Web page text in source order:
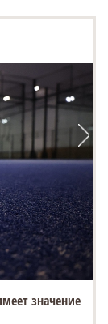
значение